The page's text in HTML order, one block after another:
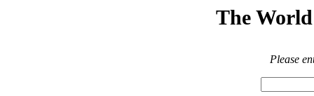
The
Please